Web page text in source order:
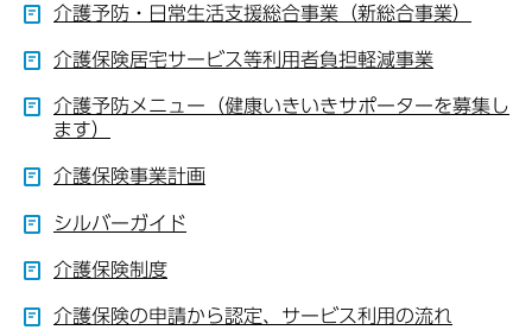
介護予防・日常生活支援総合事業（新総合事業）
介護保険居宅サービス等利用者負担軽減事業
介護予防メニュー（健康いきいきサポーターを募集し
ます）
介護保険事業計画
シルバーガイド
介護保険制度
介護保険の申請から認定、サービス利用の流れ